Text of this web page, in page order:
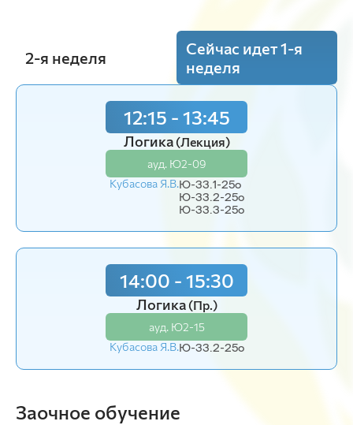
2-я неделя
Сейчас идет 1-я
неделя
12:15 - 13:45
Логика(Лекция)
ауд. Ю2-09
Кубасова Я.В.Ю-33.1-25o
Ю-33.2-25o
Ю-33.3-25o
14:00 - 15:30
Логика(Пр.)
ауд. Ю2-15
Кубасова Я.В.Ю-33.2-25o
12:15 - 13:45
Логика(Пр.)
ауд. Ю2-15
Кубасова Я.В.Ю-33.1-25o
14:00 - 15:30
Логика(Пр.)
ауд. Ю2-15
Кубасова Я.В. Ю-33.3-25o
Заочное обучение